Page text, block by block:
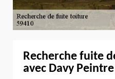
Recherche fuite
avec Davy